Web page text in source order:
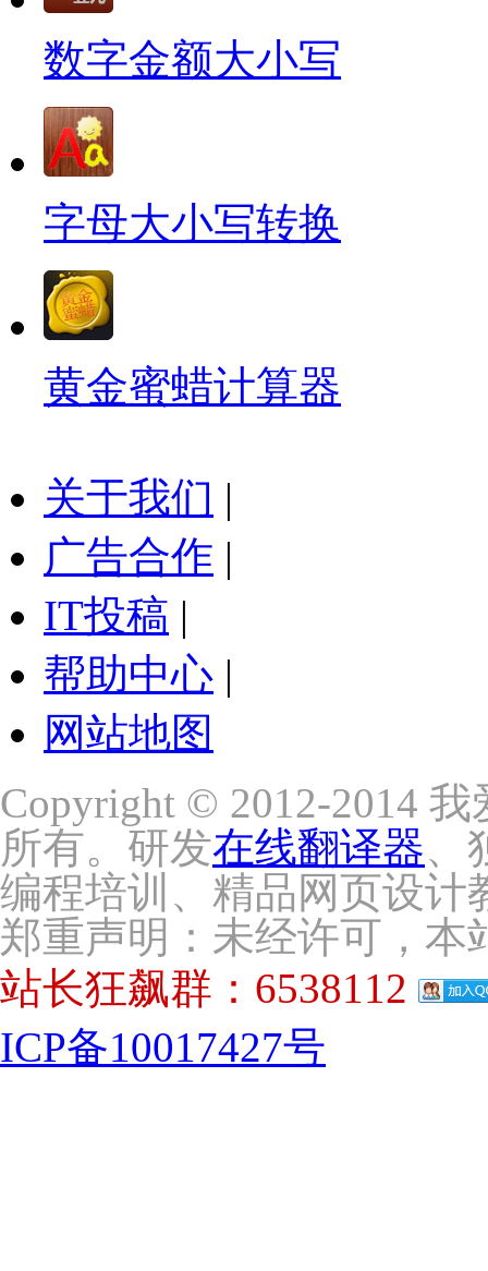
数字金额大小写
字母大小写转换
黄金蜜蜡计算器
关于我们 |
广告合作 |
IT投稿 |
帮助中心 |
网站地图
Copyright © 2012-2014
所有。研发在线翻译器、
编程培训、精品网页设计
郑重声明：未经许可，本
站长狂飙群：6538112
ICP备10017427号